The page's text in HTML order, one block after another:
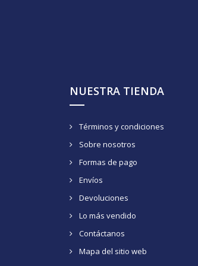
NUESTRA TIENDA
Términos y condiciones
Sobre nosotros
Formas de pago
Envíos
Devoluciones
Lo más vendido
Contáctanos
Mapa del sitio web